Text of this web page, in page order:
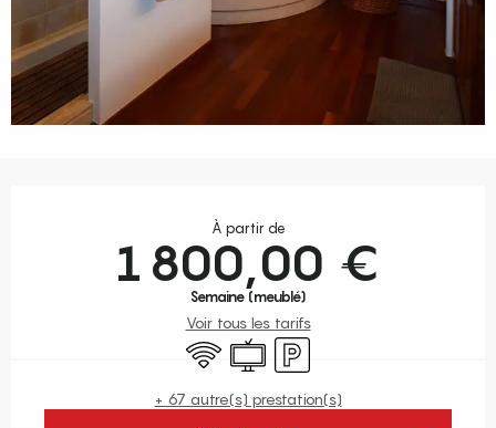
À partir de
1 800,00 €
Semaine (meublé)
Voir tous les tarifs
WiFi Télévision
Parking
+ 67 autre(s) prestation(s)